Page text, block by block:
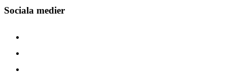
Sociala medier